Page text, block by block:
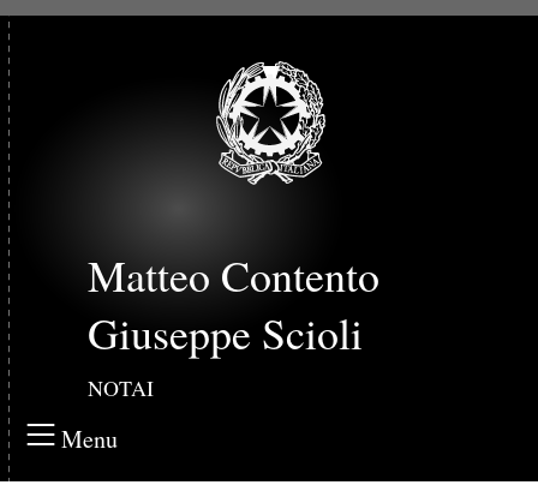
Matteo Contento
Giuseppe Scioli
NOTAI
Menu